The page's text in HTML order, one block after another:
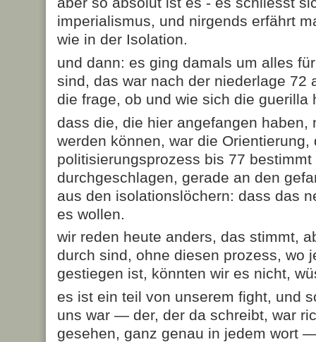
imperialismus, und nirgends erfährt
wie in der Isolation.
und dann: es ging damals um alles
sind, das war nach der niederlage 72
die frage, ob und wie sich die guerilla
dass die, die hier angefangen haben,
werden können, war die Orientierung,
politisierungsprozess bis 77
durchgeschlagen, gerade an den
aus den isolationslöchern: dass das
es wollen.
wir reden heute anders, das stimmt,
durch sind, ohne diesen prozess, wo
gestiegen ist, könnten wir es nicht,
es ist ein teil von unserem fight, und
uns war — der, der da schreibt, war
gesehen, ganz genau in jedem wort